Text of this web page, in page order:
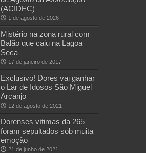
(ACIDEC)
1 de agosto de 2026
Mistério na zona rural com
Balão que caiu na Lagoa
Seca
17 de janeiro de 2017
Exclusivo! Dores vai ganhar
o Lar de Idosos São Miguel
Arcanjo
12 de agosto de 2021
Dorenses vítimas da 265
foram sepultados sob muita
emoção
21 de junho de 2021